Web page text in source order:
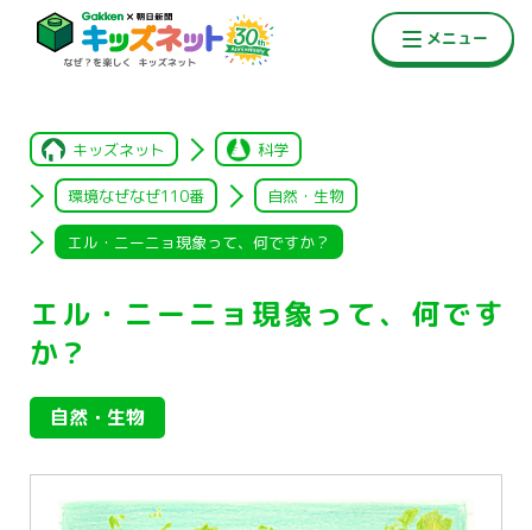
キッズネット 科学
環境なぜなぜ110番 自然・生物
エル・ニーニョ現象って、何ですか？
エル・ニーニョ現象って、何です
か？
自然・生物